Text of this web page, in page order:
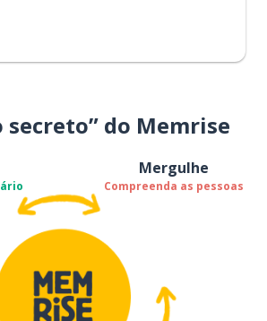
secreto” do Memrise
Mergulhe
Compreenda as pessoas